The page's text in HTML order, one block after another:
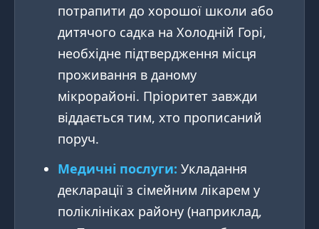
потрапити до хорошої школи або
дитячого садка на Холодній Горі,
необхідне підтвердження місця
проживання в даному
мікрорайоні. Пріоритет завжди
віддається тим, хто прописаний
поруч.
Медичні послуги: Укладання
декларації з сімейним лікарем у
поліклініках району (наприклад,